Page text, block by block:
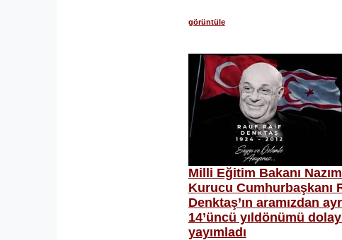
görüntüle
Milli Eğitim Bakanı
Kurucu Cumhurbaşkanı
Denktaş’ın aramızdan
14’üncü yıldönümü
yayımladı